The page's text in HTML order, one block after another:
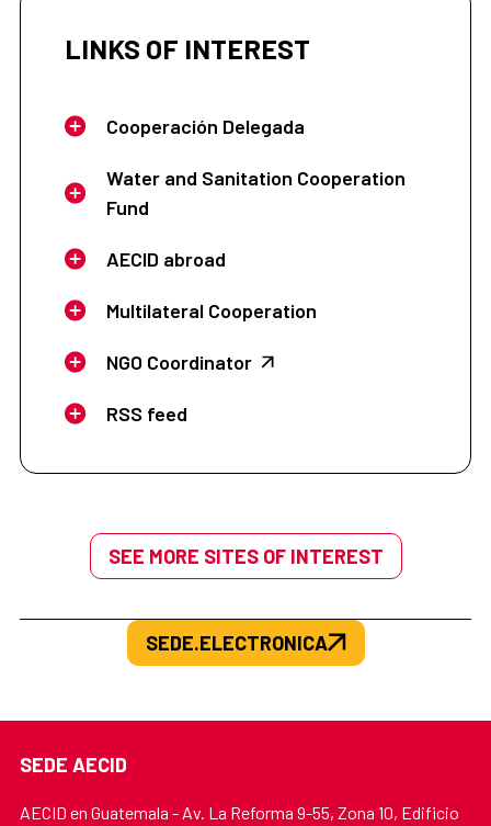
LINKS OF INTEREST
Cooperación Delegada
Water and Sanitation Cooperation
Fund
AECID abroad
Multilateral Cooperation
NGO Coordinator
RSS feed
SEE MORE SITES OF INTEREST
SEDE.ELECTRONICA
SEDE AECID
AECID en Guatemala - Av. La Reforma 9-55, Zona 10, Edificio